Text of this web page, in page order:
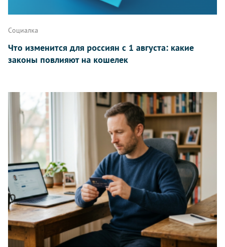
Написать
Социалка
Что изменится для россиян с 1 августа: какие
законы повлияют на кошелек